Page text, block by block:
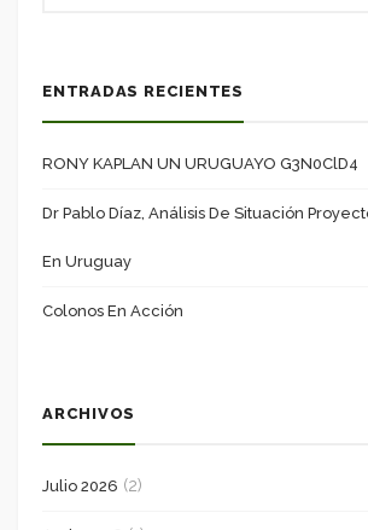
ENTRADAS RECIENTES
RONY KAPLAN UN URUGUAYO G3N0ClD4
Dr Pablo Díaz, Análisis De Situación
En Uruguay
Colonos En Acción
ARCHIVOS
Julio 2026 (2)